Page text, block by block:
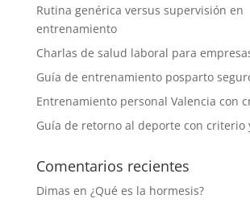
Rutina genérica versus supervisión en
entrenamiento
Charlas de salud laboral para
Guía de entrenamiento posparto
Entrenamiento personal Valencia con
Guía de retorno al deporte con criterio
Comentarios recientes
Dimas en ¿Qué es la hormesis?